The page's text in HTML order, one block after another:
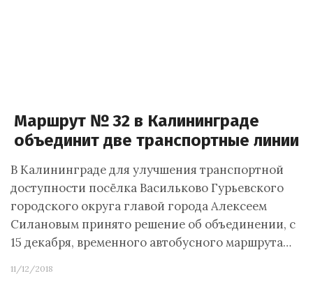
Маршрут № 32 в Калининграде
объединит две транспортные линии
В Калининграде для улучшения транспортной
доступности посёлка Васильково Гурьевского
городского округа главой города Алексеем
Силановым принято решение об объединении, с
15 декабря, временного автобусного маршрута…
11/12/2018